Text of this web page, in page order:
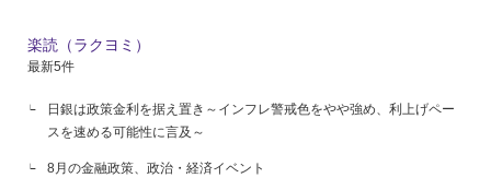
楽読（ラクヨミ）
最新5件
日銀は政策金利を据え置き～インフレ警戒色をやや強め、利上げペー
スを速める可能性に言及～
8月の金融政策、政治・経済イベント